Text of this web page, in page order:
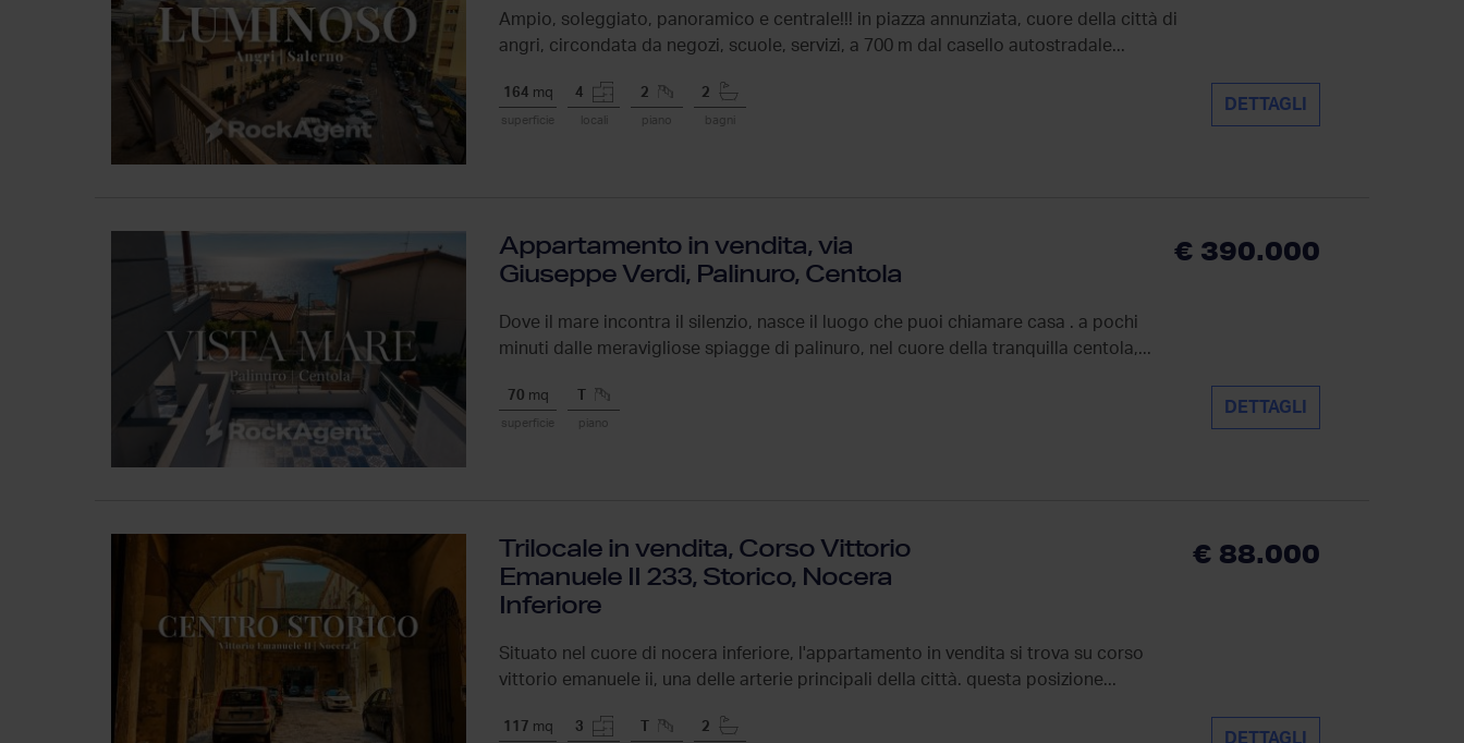
Ampio, soleggiato, panoramico e centrale!!! in piazza annunziata, cuore della città di
angri, circondata da negozi, scuole, servizi, a 700 m dal casello autostradale...
164 mq
superficie
4
locali
2
piano
2
bagni
DETTAGLI
Appartamento in vendita, via
Giuseppe Verdi, Palinuro, Centola
€ 390.000
Dove il mare incontra il silenzio, nasce il luogo che puoi chiamare casa . a pochi
minuti dalle meravigliose spiagge di palinuro, nel cuore della tranquilla centola,...
70 mq
superficie piano
DETTAGLI
Trilocale in vendita, Corso Vittorio
Emanuele II 233, Storico, Nocera
Inferiore
€ 88.000
Situato nel cuore di nocera inferiore, l'appartamento in vendita si trova su corso
vittorio emanuele ii, una delle arterie principali della città. questa posizione...
117 mq 3 2
DETTAGLI